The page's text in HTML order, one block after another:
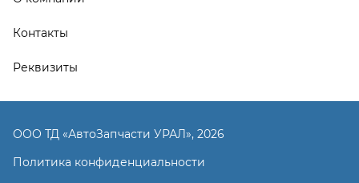
Контакты
Реквизиты
ООО ТД «АвтоЗапчасти УРАЛ», 2026
Политика конфиденциальности